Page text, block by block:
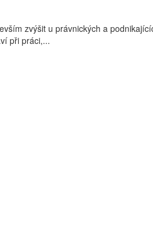
zvýšit u právnických a
při práci,...